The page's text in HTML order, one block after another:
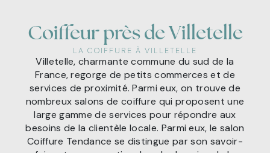
Coiffeur près de Villetelle
LA COIFFURE À VILLETELLE
Villetelle, charmante commune du sud de la
France, regorge de petits commerces et de
services de proximité. Parmi eux, on trouve de
nombreux salons de coiffure qui proposent une
large gamme de services pour répondre aux
besoins de la clientèle locale. Parmi eux, le salon
Coiffure Tendance se distingue par son savoir-